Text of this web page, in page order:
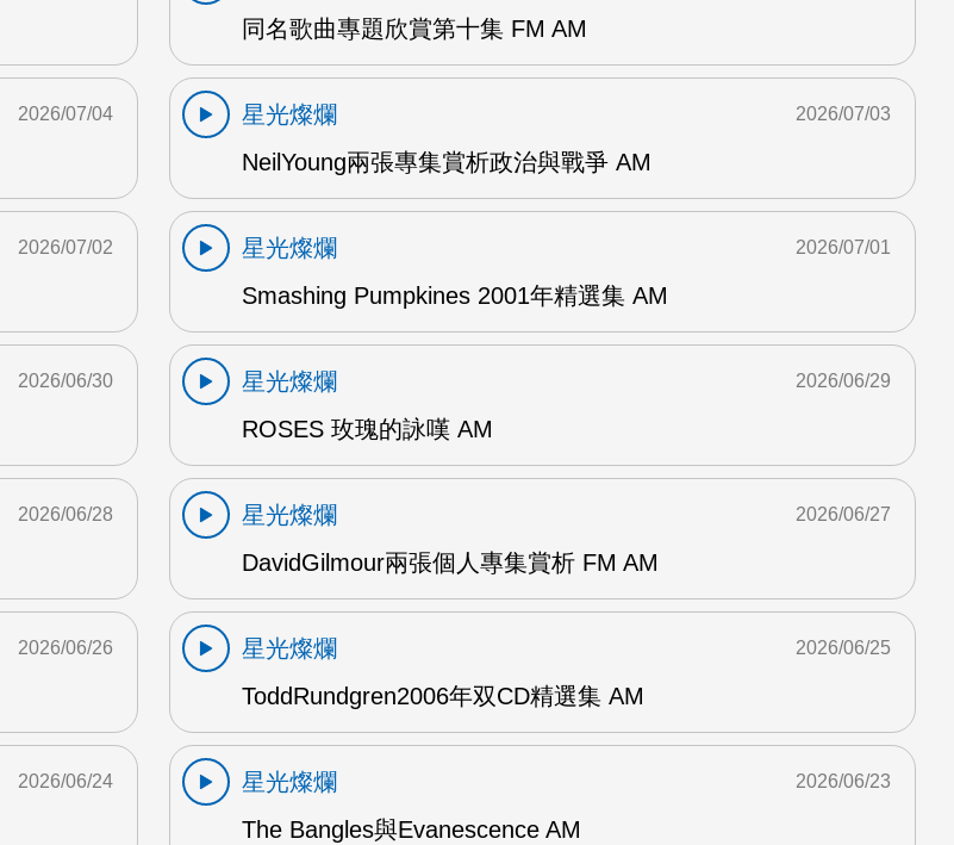
同名歌曲專題欣賞第十集 FM AM
2026/07/04
星光燦爛
NeilYoung兩張專集賞析政治與戰爭 AM
2026/07/03
2026/07/02
星光燦爛
Smashing Pumpkines 2001年精選集 AM
2026/07/01
2026/06/30
星光燦爛
ROSES 玫瑰的詠嘆 AM
2026/06/29
2026/06/28
星光燦爛
DavidGilmour兩張個人專集賞析 FM AM
2026/06/27
2026/06/26
星光燦爛
ToddRundgren2006年双CD精選集 AM
2026/06/25
2026/06/24
星光燦爛
The Bangles與Evanescence AM
2026/06/23